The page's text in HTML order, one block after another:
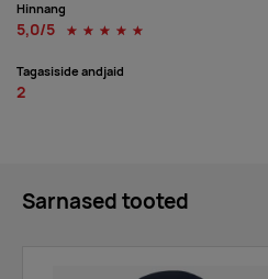
Hinnang
5,0/5 ☆
☆
☆
☆
☆
Tagasiside andjaid
2
Sarnased tooted